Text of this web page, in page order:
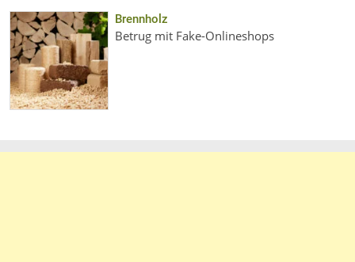
Brennholz
Betrug mit Fake-Onlineshops